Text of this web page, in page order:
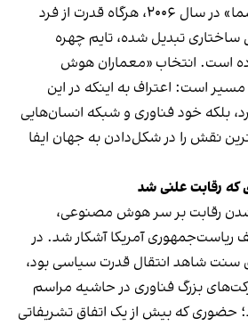
سال ۱۹۸۲ تا معرفی «شما» در سال ۲۰۰۶، هرگاه قدرت از فرد
ساختاری تبدیل شده، تایم چهره
است. انتخاب «معماران هوش
است: اعتراف به اینکه در این
بلکه خود فناوری و شبکه انسان‌هایی
نقش را در شکل‌دادن به جهان ایفا
رقابت بر سر هوش مصنوعی،
ریاست‌جمهوری آمریکا آشکار شد. در
سنت شاهد انتقال قدرت سیاسی بود،
بزرگ فناوری در حاشیه مراسم
حضوری که بیش از یک اتفاق تشریفاتی